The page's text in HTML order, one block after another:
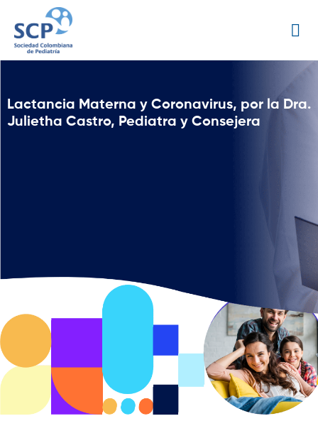
Lactancia Materna y Coronavirus, por la Dra.
Julietha Castro, Pediatra y Consejera